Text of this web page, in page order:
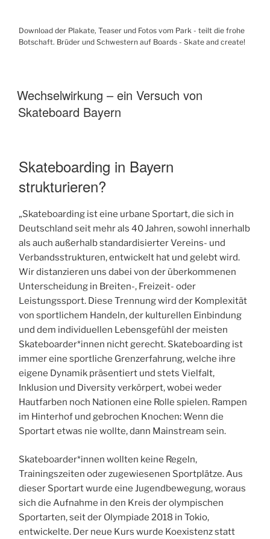
Download der Plakate, Teaser und Fotos vom Park - teilt die frohe
Botschaft. Brüder und Schwestern auf Boards - Skate and create!
Wechselwirkung – ein Versuch von
Skateboard Bayern
Skateboarding in Bayern
strukturieren?
„Skateboarding ist eine urbane Sportart, die sich in
Deutschland seit mehr als 40 Jahren, sowohl innerhalb
als auch außerhalb standardisierter Vereins- und
Verbandsstrukturen, entwickelt hat und gelebt wird.
Wir distanzieren uns dabei von der überkommenen
Unterscheidung in Breiten-, Freizeit- oder
Leistungssport. Diese Trennung wird der Komplexität
von sportlichem Handeln, der kulturellen Einbindung
und dem individuellen Lebensgefühl der meisten
Skateboarder*innen nicht gerecht. Skateboarding ist
immer eine sportliche Grenzerfahrung, welche ihre
eigene Dynamik präsentiert und stets Vielfalt,
Inklusion und Diversity verkörpert, wobei weder
Hautfarben noch Nationen eine Rolle spielen. Rampen
im Hinterhof und gebrochen Knochen: Wenn die
Sportart etwas nie wollte, dann Mainstream sein.
Skateboarder*innen wollten keine Regeln,
Trainingszeiten oder zugewiesenen Sportplätze. Aus
dieser Sportart wurde eine Jugendbewegung, woraus
sich die Aufnahme in den Kreis der olympischen
Sportarten, seit der Olympiade 2018 in Tokio,
entwickelte. Der neue Kurs wurde Koexistenz statt